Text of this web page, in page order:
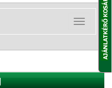
Kategóriák
lenyitása